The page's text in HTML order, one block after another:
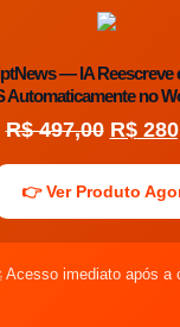
— IA Reescreve
Automaticamente no
R$497,00 R$
👉 Ver Produto
Acesso imediato após a